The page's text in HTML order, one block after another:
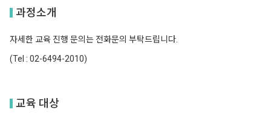
과정소개
자세한 교육 진행 문의는 전화문의 부탁드립니다.
(Tel : 02-6494-2010)
교육 대상